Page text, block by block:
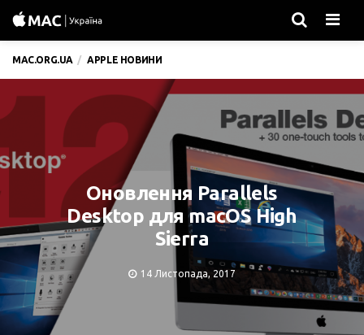
MAC.ORG.UA APPLE НОВИНИ
Оновлення Parallels
Desktop для macOS High
Sierra
14 Листопада, 2017